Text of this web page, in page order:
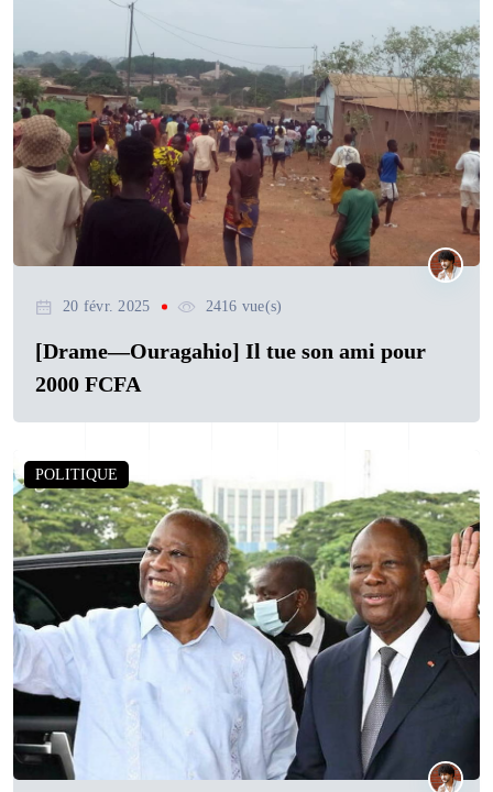
20 févr. 2025 2416 vue(s)
[Drame—Ouragahio] Il tue son ami pour
2000 FCFA
POLITIQUE